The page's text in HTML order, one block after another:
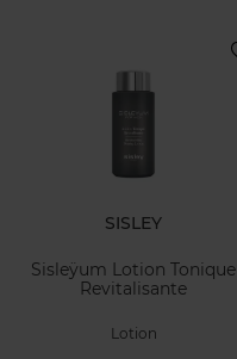
SISLEY
Sisleÿum Lotion Tonique
Revitalisante
Lotion